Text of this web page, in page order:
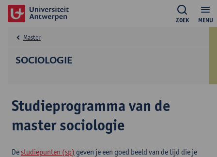
MENU
ZOEK
SOCIOLOGIE
Master
Studieprogramma van de
master sociologie
De studiepunten (sp) geven je een goed beeld van de tijd die je